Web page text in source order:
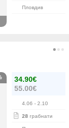
Пловдив
34.90€
55.00€
4.06 - 2.10
28 грабнати